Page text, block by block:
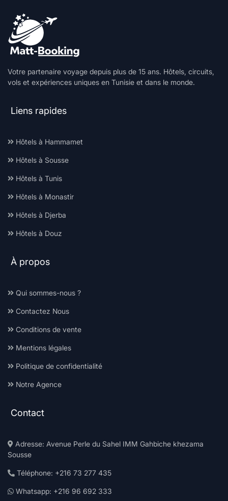
Votre partenaire voyage depuis plus de 15 ans. Hôtels, circuits,
vols et expériences uniques en Tunisie et dans le monde.
Liens rapides
Hôtels à Hammamet
Hôtels à Sousse
Hôtels à Tunis
Hôtels à Monastir
Hôtels à Djerba
Hôtels à Douz
À propos
Qui sommes-nous ?
Contactez Nous
Conditions de vente
Mentions légales
Politique de confidentialité
Notre Agence
Contact
Adresse: Avenue Perle du Sahel IMM Gahbiche khezama
Sousse
Téléphone: +216 73 277 435
Whatsapp: +216 96 692 333